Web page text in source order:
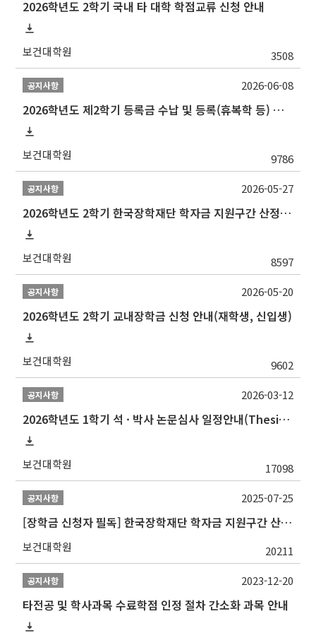
2026학년도 2학기 국내 타 대학 학점교류 신청 안내
보건대학원 3508
공지사항
2026학년도 제2학기 등록금 수납 및 등록(휴복학 등) 일정 안내
보건대학원 9786
2026-06-08
공지사항
2026학년도 2학기 한국장학재단 학자금 지원구간 산정 신청 안내
보건대학원 8597
2026-05-27
공지사항
2026학년도 2학기 교내장학금 신청 안내(재학생, 신입생)
보건대학원 9602
2026-05-20
공지사항
2026학년도 1학기 석 · 박사 논문심사 일정안내(Thesis Defense Schedules)
보건대학원 17098
2026-03-12
공지사항
[장학금 신청자 필독] 한국장학재단 학자금 지원구간 산정 권고
보건대학원 20211
2025-07-25
공지사항
타전공 및 학사과목 수료학점 인정 절차 간소화 과목 안내
2023-12-20